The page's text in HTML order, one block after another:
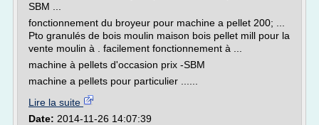
SBM ...
fonctionnement du broyeur pour machine a pellet 200; ...
Pto granulés de bois moulin maison bois pellet mill pour la
vente moulin à . facilement fonctionnement à ...
machine à pellets d'occasion prix -SBM
machine a pellets pour particulier ......
Lire la suite
Date: 2014-11-26 14:07:39